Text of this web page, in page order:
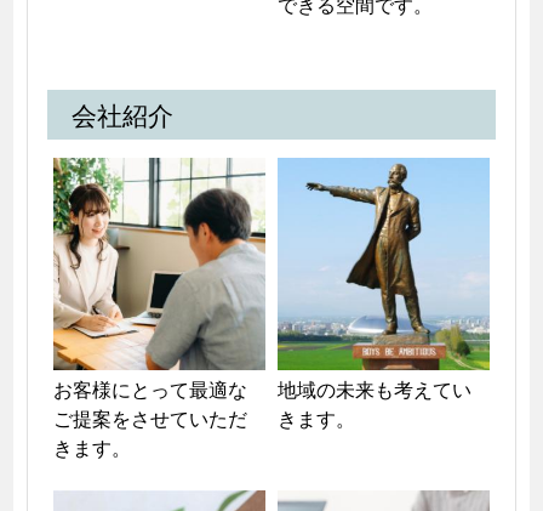
会社紹介
お客様にとって最適な
ご提案をさせていただ
きます。
地域の未来も考えてい
きます。